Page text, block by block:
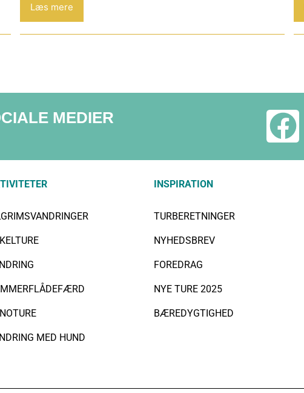
Læs mere
MEDIER
MED HUND
INSPIRATION
TURBERETNINGER
NYHEDSBREV
FOREDRAG
NYE TURE 2025
BÆREDYGTIGHED